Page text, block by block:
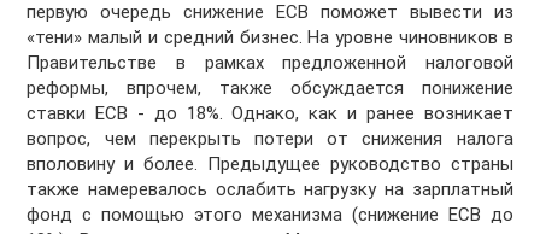
первую очередь снижение ЕСВ поможет вывести из
«тени» малый и средний бизнес. На уровне чиновников в
Правительстве в рамках предложенной налоговой
реформы, впрочем, также обсуждается понижение
ставки ЕСВ - до 18%. Однако, как и ранее возникает
вопрос, чем перекрыть потери от снижения налога
вполовину и более. Предыдущее руководство страны
также намеревалось ослабить нагрузку на зарплатный
фонд с помощью этого механизма (снижение ЕСВ до